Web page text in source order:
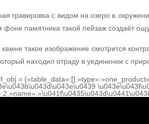
гравировка с видом на озеро в
фоне памятника такой пейзаж создаёт
такое изображение смотрится
находил отраду в уединении с
=